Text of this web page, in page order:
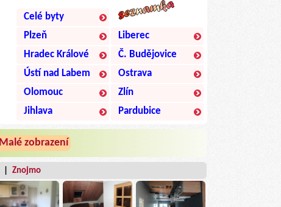
Celé byty
Plzeň
Liberec
Hradec Králové
Č. Budějovice
Ústí nad Labem
Ostrava
Olomouc
Zlín
Jihlava
Pardubice
Malé zobrazení
Znojmo